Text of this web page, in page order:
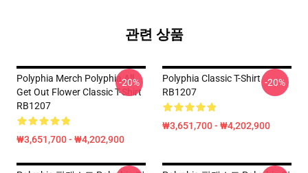
관련 상품
Polyphia Merch Polyphia All
Get Out Flower Classic T-Shirt
RB1207
₩3,651,700 - ₩4,202,900
-20%
Polyphia Classic T-Shirt
RB1207
₩3,651,700 - ₩4,202,900
-20%